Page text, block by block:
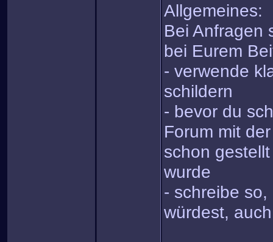
Allgemeines:
Bei Anfragen
bei Eurem
- verwende
schildern
- bevor du
Forum mit
schon
wurde
- schreibe
würdest,